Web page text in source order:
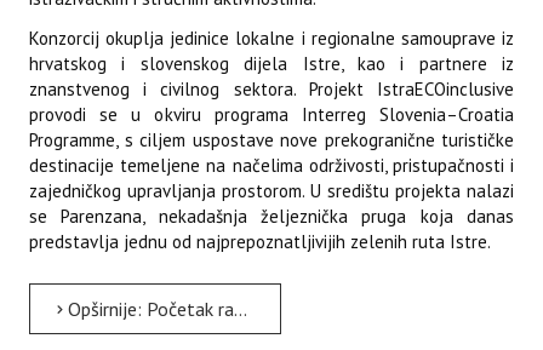
Konzorcij okuplja jedinice lokalne i regionalne samouprave iz
hrvatskog i slovenskog dijela Istre, kao i partnere iz
znanstvenog i civilnog sektora. Projekt IstraECOinclusive
provodi se u okviru programa Interreg Slovenia–Croatia
Programme, s ciljem uspostave nove prekogranične turističke
destinacije temeljene na načelima održivosti, pristupačnosti i
zajedničkog upravljanja prostorom. U središtu projekta nalazi
se Parenzana, nekadašnja željeznička pruga koja danas
predstavlja jednu od najprepoznatljivijih zelenih ruta Istre.
Opširnije: Početak rada na novom projektu na institutu - Interreg Slovenija – Hrvatska - IstraECOinclusive